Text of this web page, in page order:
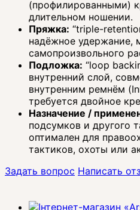
(профилированными)
длительном ношении.
Пряжка: “triple-
надёжное удержание,
самопроизвольного
Подложка: “loop
внутренний слой,
внутренним ремнём
требуется двойное
Назначение /
подсумков и другого
оптимален для
тактиков, охоты или
Задать вопрос Написать